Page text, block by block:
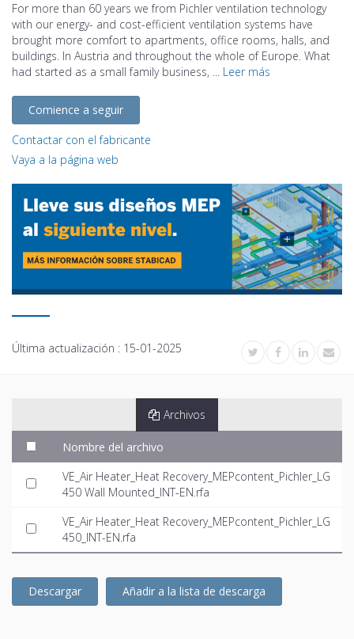
For more than 60 years we from Pichler ventilation technology
with our energy- and cost-efficient ventilation systems have
brought more comfort to apartments, office rooms, halls, and
buildings. In Austria and throughout the whole of Europe. What
had started as a small family business, ... Leer más
Comience a seguir
Contactar con el fabricante
Vaya a la página web
Última actualización : 15-01-2025
Archivos
Nombre del archivo
VE_Air Heater_Heat Recovery_MEPcontent_Pichler_LG
450 Wall Mounted_INT-EN.rfa
VE_Air Heater_Heat Recovery_MEPcontent_Pichler_LG
450_INT-EN.rfa
Descargar Añadir a la lista de descarga